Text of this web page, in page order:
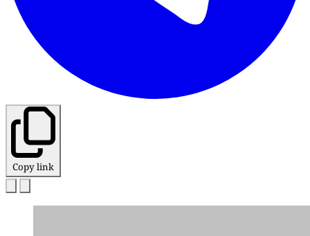
Copy link